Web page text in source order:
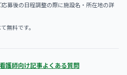
募後の日程調整の際に施設名・所在地の詳
無料です。
看護師向け記事よくある質問